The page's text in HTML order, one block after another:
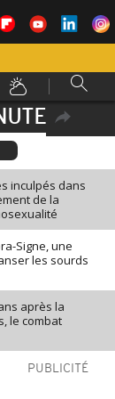
inculpés dans
de la
Signe, une
les sourds
après la
le combat
PUBLICITÉ